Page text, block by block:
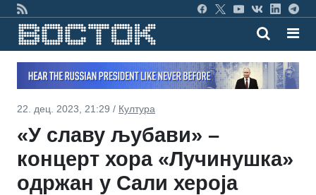
22. дец. 2023, 21:29 / Култура
«У славу љубави» –
концерт хора «Лучинушка»
одржан у Сали хероја